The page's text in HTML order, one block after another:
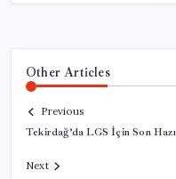
Other Articles
Previous
Tekirdağ’da LGS İçin Son
Next